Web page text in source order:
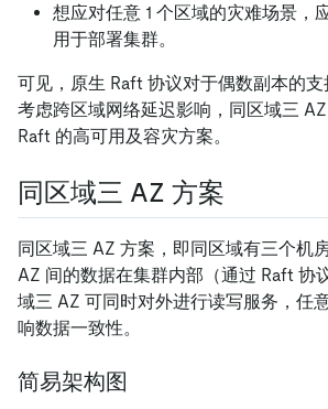
想应对任意 1 个区域的灾难场景，
用于部署集群。
可见，原生 Raft 协议对于偶数副本的支
考虑跨区域网络延迟影响，同区域三
Raft 的高可用及容灾方案。
同区域三 AZ 方案
同区域三 AZ 方案，即同区域有三个机
AZ 间的数据在集群内部（通过 Raft 协
域三 AZ 可同时对外进行读写服务，任
响数据一致性。
简易架构图